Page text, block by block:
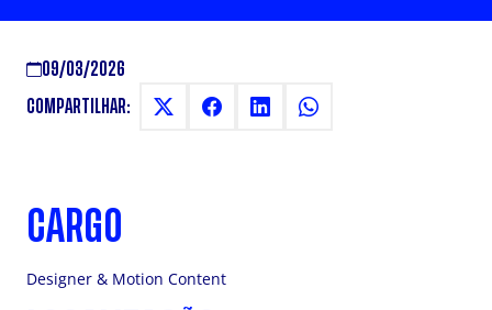
09/03/2026
COMPARTILHAR:
CARGO
Designer & Motion Content